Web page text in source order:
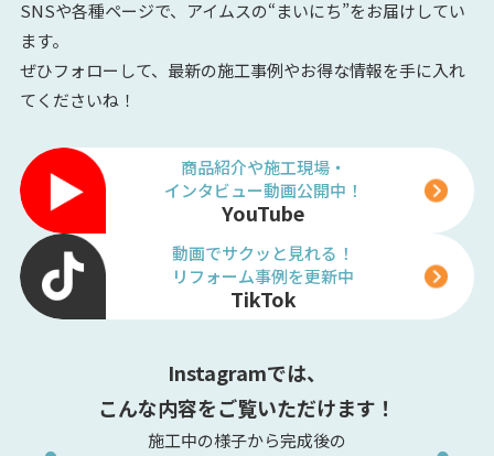
SNSや各種ページで、アイムスの“まいにち”をお届けしてい
ます。
ぜひフォローして、最新の施工事例やお得な情報を手に入れ
てくださいね！
商品紹介や施工現場・
インタビュー動画公開中！
YouTube
動画でサクッと見れる！
リフォーム事例を更新中
TikTok
Instagramでは、
こんな内容をご覧いただけます！
施工中の様子から完成後の